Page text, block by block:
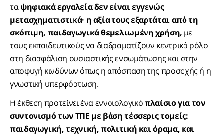
ταψηφιακά εργαλεία δεν είναι εγγενώς
μετασχηματιστικά· η αξία τους εξαρτάται από τη
σκόπιμη, παιδαγωγικά θεμελιωμένη χρήση, με
τους εκπαιδευτικούς να διαδραματίζουν κεντρικό ρόλο
στη διασφάλιση ουσιαστικής ενσωμάτωσης και στην
αποφυγή κινδύνων όπως η απόσπαση της προσοχής ή η
γνωστική υπερφόρτωση.
Η έκθεση προτείνει ένα εννοιολογικόπλαίσιο για τον
συντονισμό των ΤΠΕ με βάση τέσσερις τομείς:
παιδαγωγική, τεχνική, πολιτική και όραμα, και